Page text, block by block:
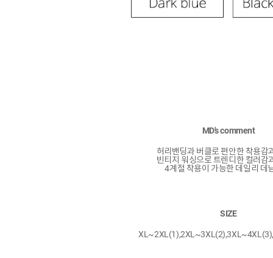
MD's comment
허리밴딩과 버클로 편안한 착용감
빈티지 워싱으로 트렌디한 컬러감
4계절 착용이 가능한 데일리 데
SIZE